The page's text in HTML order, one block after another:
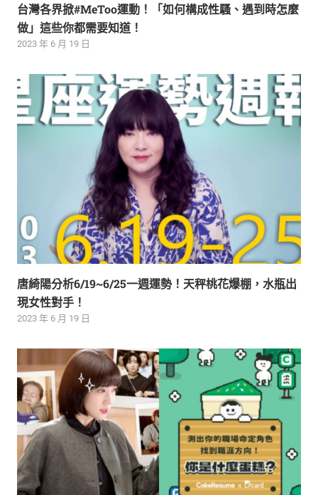
台灣各界掀#MeToo運動！「如何構成性騷、遇到時怎麼
做」這些你都需要知道！
2023 年 6 月 19 日
唐綺陽分析6/19~6/25一週運勢！天秤桃花爆棚，水瓶出
現女性對手！
2023 年 6 月 19 日